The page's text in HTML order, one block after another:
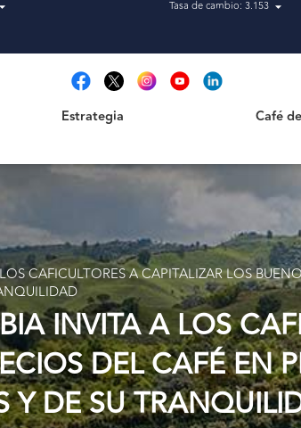
Tasa de cambio: 3.153
Estrategia Café
CAFICULTORES A CAPITALIZAR LOS
INVITA A LOS
DEL CAFÉ EN
Y DE SU